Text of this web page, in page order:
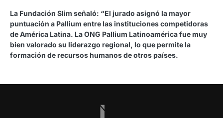
La Fundación Slim señaló: “El jurado asignó la mayor
puntuación a Pallium entre las instituciones competidoras
de América Latina. La ONG Pallium Latinoamérica fue muy
bien valorado su liderazgo regional, lo que permite la
formación de recursos humanos de otros países.